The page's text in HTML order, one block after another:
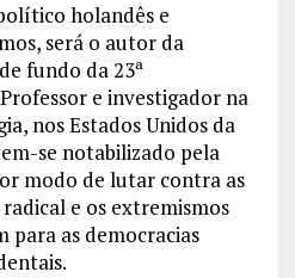
holandês e
será o autor da
fundo da 23ª
e investigador na
nos Estados Unidos da
se notabilizado pela
modo de lutar contra as
e os extremismos
para as democracias